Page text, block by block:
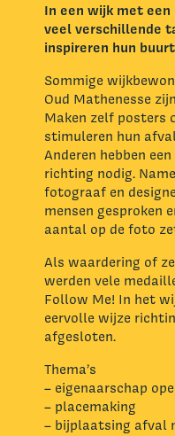
In een wijk met
veel verschillende
inspireren hun
Sommige
Oud Mathenesse
Maken zelf posters
stimuleren hun
Anderen hebben
richting nodig.
fotograaf en
mensen gesproken
aantal op de foto
Als waardering of
werden vele
Follow Me! In het
eervolle wijze
afgesloten.
Thema’s
– eigenaarschap
– placemaking
– bijplaatsing afval